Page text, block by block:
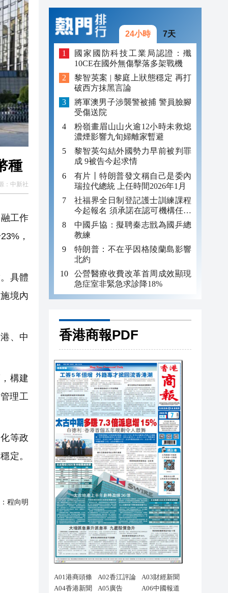
種
： 中新社
工作
，
具體
境內
、中
構建
理工
等政
定。
程向明
24小時 7天
國家國防科技工業局認證：殲
10CE在國外無傷擊落多架戰機
黎智英案 | 黎庭上狀態穩定 再打
破西方抹黑言論
將軍澳男子涉襲警被捕 警員臉腳
受傷送院
粉嶺畫眉山山火逾12小時未救熄
濃煙影響九旬婦離家暫避
黎智英勾結外國勢力早前被判罪
成 9被告今起求情
有片丨特朗普發文稱自己是委內
瑞拉代總統 上任時間2026年1月
社福界全日制登記護士訓練課程
今起報名 須承諾在認可機構任職
至少三年
中國乒協：擬聘秦志戩為國乒總
教練
特朗普：不在乎因格陵蘭島影響
北約
公營醫療收費改革首周成效顯現
急症室非緊急求診降18%
香港商報PDF